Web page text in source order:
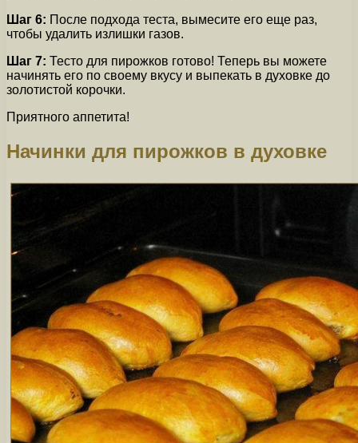
Шаг 6: После подхода теста, вымесите его еще раз,
чтобы удалить излишки газов.
Шаг 7: Тесто для пирожков готово! Теперь вы можете
начинять его по своему вкусу и выпекать в духовке до
золотистой корочки.
Приятного аппетита!
Начинки для пирожков в духовке